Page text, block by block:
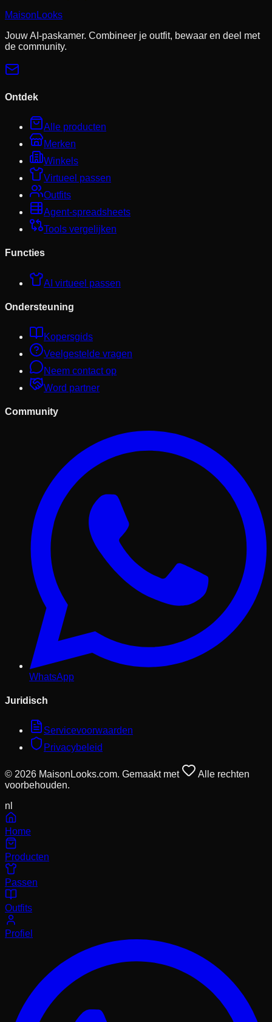
MaisonLooks
Jouw AI-paskamer. Combineer je outfit, bewaar en deel met
de community.
Ontdek
Alle producten
Merken
Winkels
Virtueel passen
Outfits
Agent-spreadsheets
Tools vergelijken
Functies
AI virtueel passen
Ondersteuning
Kopersgids
Veelgestelde vragen
Neem contact op
Word partner
Community
WhatsApp
Juridisch
Servicevoorwaarden
Privacybeleid
© 2026 MaisonLooks.com. Gemaakt met
Alle rechten
voorbehouden.
nl
Home
Producten
Passen
Outfits
Profiel